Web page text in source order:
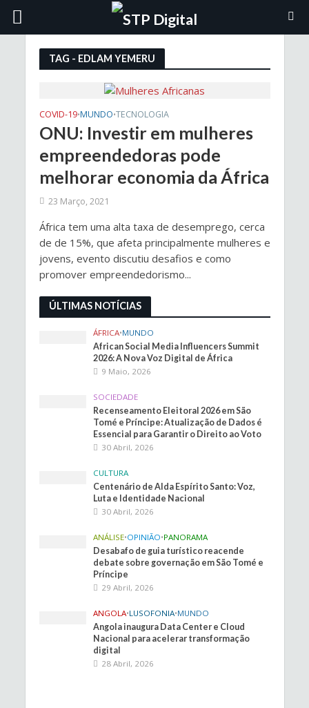
TAG - EDLAM YEMERU
COVID-19•MUNDO•TECNOLOGIA
ONU: Investir em mulheres
empreendedoras pode
melhorar economia da África
23 Março, 2021
África tem uma alta taxa de desemprego, cerca
de de 15%, que afeta principalmente mulheres e
jovens, evento discutiu desafios e como
promover empreendedorismo...
ÚLTIMAS NOTÍCIAS
ÁFRICA•MUNDO
African Social Media Influencers Summit
2026: A Nova Voz Digital de África
9 Maio, 2026
SOCIEDADE
Recenseamento Eleitoral 2026 em São
Tomé e Príncipe: Atualização de Dados é
Essencial para Garantir o Direito ao Voto
30 Abril, 2026
CULTURA
Centenário de Alda Espírito Santo: Voz,
Luta e Identidade Nacional
30 Abril, 2026
ANÁLISE•OPINIÃO•PANORAMA
Desabafo de guia turístico reacende
debate sobre governação em São Tomé e
Príncipe
29 Abril, 2026
ANGOLA•LUSOFONIA•MUNDO
Angola inaugura Data Center e Cloud
Nacional para acelerar transformação
digital
28 Abril, 2026